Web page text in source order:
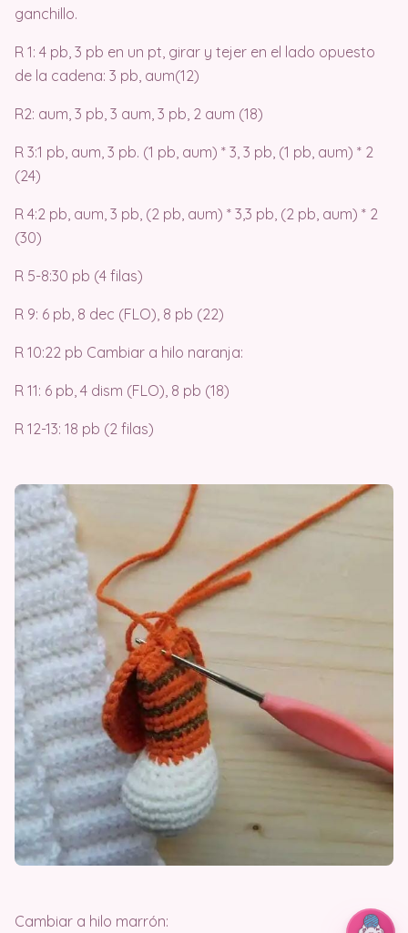
ganchillo.
R 1: 4 pb, 3 pb en un pt, girar y tejer en el lado opuesto
de la cadena: 3 pb, aum(12)
R2: aum, 3 pb, 3 aum, 3 pb, 2 aum (18)
R 3:1 pb, aum, 3 pb. (1 pb, aum) * 3, 3 pb, (1 pb, aum) * 2
(24)
R 4:2 pb, aum, 3 pb, (2 pb, aum) * 3,3 pb, (2 pb, aum) * 2
(30)
R 5-8:30 pb (4 filas)
R 9: 6 pb, 8 dec (FLO), 8 pb (22)
R 10:22 pb Cambiar a hilo naranja:
R 11: 6 pb, 4 dism (FLO), 8 pb (18)
R 12-13: 18 pb (2 filas)
Cambiar a hilo marrón: